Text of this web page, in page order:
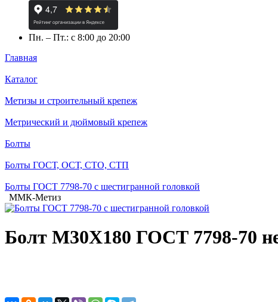
Пн. – Пт.: с 8:00 до 20:00
Главная
Каталог
Метизы и строительный крепеж
Метрический и дюймовый крепеж
Болты
Болты ГОСТ, ОСТ, СТО, СТП
Болты ГОСТ 7798-70 с шестигранной головкой
ММК-Метиз
Болт М30Х180 ГОСТ 7798-70